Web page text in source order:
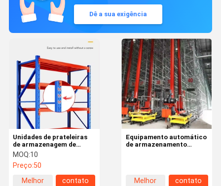
Dê a sua exigência
Equipamento automático
de armazenamento
estantes sistema de
ASRS
Melhor
contato
Unidades de prateleiras
de armazenagem de
carga média capacidade
de carga personalizada
MOQ:10
Preço:50
Melhor
contato